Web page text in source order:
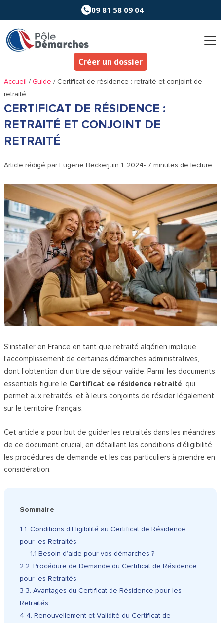
au
contenu
09 81 58 09 04
Créer un dossier
Accueil /Guide / Certificat de résidence : retraité et conjoint de
retraité
CERTIFICAT DE RÉSIDENCE :
RETRAITÉ ET CONJOINT DE
RETRAITÉ
Article rédigé parEugene Beckerjuin 1, 2024- 7 minutes de lecture
S’installer en France en tant que retraité algérien implique
l’accomplissement de certaines démarches administratives,
dont l’obtention d’un titre de séjour valide. Parmi les documents
essentiels figure le Certificat de résidence retraité, qui
permet aux retraités et à leurs conjoints de résider légalement
sur le territoire français.
Cet article a pour but de guider les retraités dans les méandres
de ce document crucial, en détaillant les conditions d’éligibilité,
les procédures de demande et les cas particuliers à prendre en
considération.
Sommaire
1 1. Conditions d’Éligibilité au Certificat de Résidence
pour les Retraités
1.1 Besoin d’aide pour vos démarches ?
2 2. Procédure de Demande du Certificat de Résidence
pour les Retraités
3 3. Avantages du Certificat de Résidence pour les
Retraités
4 4. Renouvellement et Validité du Certificat de